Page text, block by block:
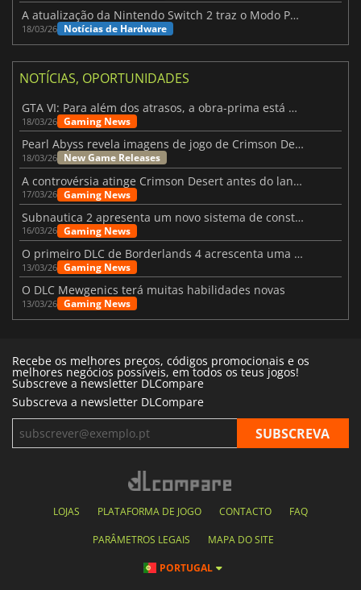
A atualização da Nintendo Switch 2 traz o Modo Portátil aos jogos mais antigos da Switch
18/03/26 Notícias de Hardware
NOTÍCIAS, OPORTUNIDADES
GTA VI: Para além dos atrasos, a obra-prima está quase a chegar
18/03/26 Gaming News
Pearl Abyss revela imagens de jogo de Crimson Desert para a PS5
18/03/26 New Game Releases
A controvérsia atinge Crimson Desert antes do lançamento
17/03/26 Gaming News
Subnautica 2 apresenta um novo sistema de construção de bases
16/03/26 Gaming News
O primeiro DLC de Borderlands 4 acrescenta uma nova personagem e muito mais
13/03/26 Gaming News
O DLC Mewgenics terá muitas habilidades novas
13/03/26 Gaming News
Recebe os melhores preços, códigos promocionais e os
melhores negócios possíveis, em todos os teus jogos!
Subscreve a newsletter DLCompare
Subscreva a newsletter DLCompare
LOJAS PLATAFORMA DE JOGO CONTACTO FAQ
PARÂMETROS LEGAIS MAPA DO SITE
PORTUGAL